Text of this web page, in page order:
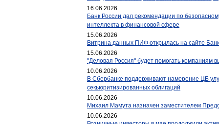
16.06.2026
Банк России дал рекомендации по
интеллекта в финансовой сфере
15.06.2026
Витрина данных ПИФ открылась на сайте
15.06.2026
"Деловая Россия" будет помогать компаниям
10.06.2026
В Сбербанке поддерживают намерение ЦБ
секьюритизированных облигаций
10.06.2026
Михаил Мамута назначен заместителем
10.06.2026